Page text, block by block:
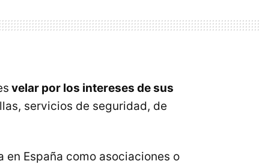
velar por los intereses de sus
servicios de seguridad, de
España como asociaciones o